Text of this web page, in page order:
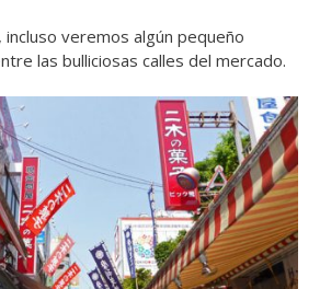
veremos algún pequeño
las bulliciosas calles del mercado.